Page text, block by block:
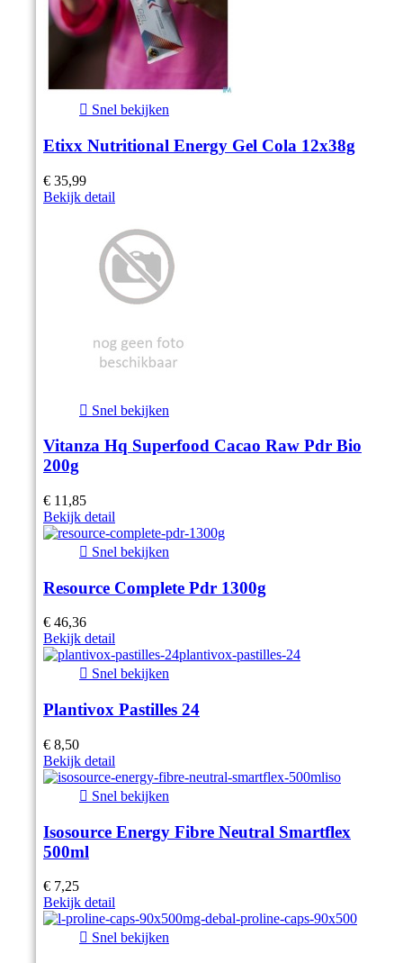
 Snel bekijken
Etixx Nutritional Energy Gel Cola 12x38g
€ 35,99
Bekijk detail
 Snel bekijken
Vitanza Hq Superfood Cacao Raw Pdr Bio
200g
€ 11,85
Bekijk detail
 Snel bekijken
Resource Complete Pdr 1300g
€ 46,36
Bekijk detail
 Snel bekijken
Plantivox Pastilles 24
€ 8,50
Bekijk detail
 Snel bekijken
Isosource Energy Fibre Neutral Smartflex
500ml
€ 7,25
Bekijk detail
 Snel bekijken